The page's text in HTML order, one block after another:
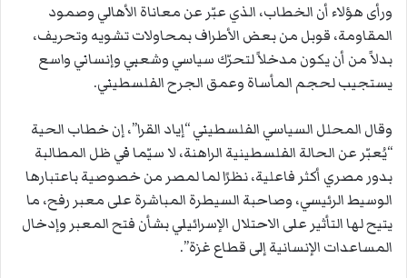
ورأى هؤلاء أن الخطاب، الذي عبّر عن معاناة الأهالي وصمود
المقاومة، قوبل من بعض الأطراف بمحاولات تشويه وتحريف،
بدلاً من أن يكون مدخلاً لتحرّك سياسي وشعبي وإنساني واسع
يستجيب لحجم المأساة وعمق الجرح الفلسطيني.
وقال المحلل السياسي الفلسطيني “إياد القرا”، إن خطاب الحية
“يُعبّر عن الحالة الفلسطينية الراهنة، لا سيّما في ظل المطالبة
بدور مصري أكثر فاعلية، نظرًا لما لمصر من خصوصية باعتبارها
الوسيط الرئيسي، وصاحبة السيطرة المباشرة على معبر رفح، ما
يتيح لها التأثير على الاحتلال الإسرائيلي بشأن فتح المعبر وإدخال
المساعدات الإنسانية إلى قطاع غزة”.